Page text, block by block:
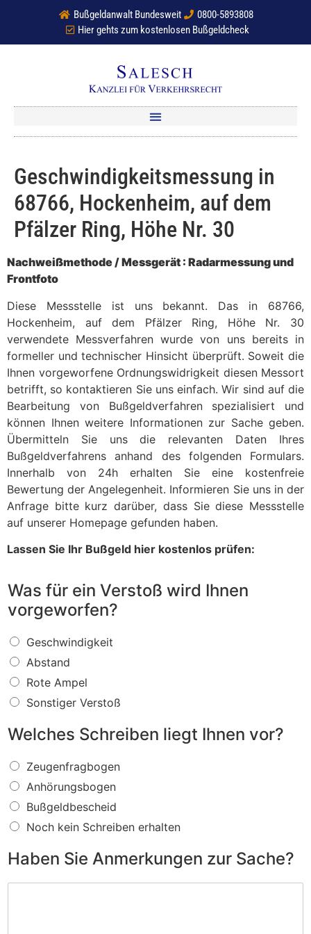
Bußgeldanwalt Bundesweit
0800-5893808
Hier gehts zum kostenlosen Bußgeldcheck
Geschwindigkeitsmessung in
68766, Hockenheim, auf dem
Pfälzer Ring, Höhe Nr. 30
Nachweißmethode / Messgerät : Radarmessung und
Frontfoto
Diese Messstelle ist uns bekannt. Das in 68766,
Hockenheim, auf dem Pfälzer Ring, Höhe Nr. 30
verwendete Messverfahren wurde von uns bereits in
formeller und technischer Hinsicht überprüft. Soweit die
Ihnen vorgeworfene Ordnungswidrigkeit diesen Messort
betrifft, so kontaktieren Sie uns einfach. Wir sind auf die
Bearbeitung von Bußgeldverfahren spezialisiert und
können Ihnen weitere Informationen zur Sache geben.
Übermitteln Sie uns die relevanten Daten Ihres
Bußgeldverfahrens anhand des folgenden Formulars.
Innerhalb von 24h erhalten Sie eine kostenfreie
Bewertung der Angelegenheit. Informieren Sie uns in der
Anfrage bitte kurz darüber, dass Sie diese Messstelle
auf unserer Homepage gefunden haben.
Lassen Sie Ihr Bußgeld hier kostenlos prüfen:
Was für ein Verstoß wird Ihnen
vorgeworfen?
W
a
s
f
ü
r
i
V
e
r
s
t
o
ß
w
Geschwindigkeit
Abstand
Rote Ampel
Sonstiger Verstoß
Welches Schreiben liegt Ihnen vor?
W
e
c
h
e
S
Zeugenfragbogen
Anhörungsbogen
Bußgeldbescheid
Noch kein Schreiben erhalten
Haben Sie Anmerkungen zur Sache?